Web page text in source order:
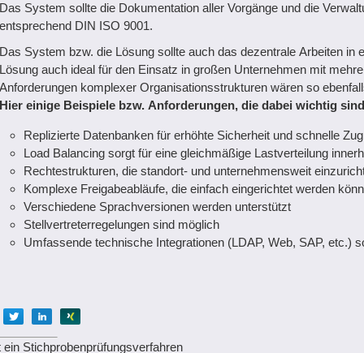
Das System sollte die Dokumentation aller Vorgänge und die
entsprechend DIN ISO 9001.
Das System bzw. die Lösung sollte auch das dezentrale Arbeiten
Lösung auch ideal für den Einsatz in großen Unternehmen mit
Anforderungen komplexer Organisationsstrukturen wären so
Hier einige Beispiele bzw. Anforderungen, die dabei wichtig
Replizierte Datenbanken für erhöhte Sicherheit und schnelle
Load Balancing sorgt für eine gleichmäßige Lastverteilung
Rechtestrukturen, die standort- und unternehmensweit
Komplexe Freigabeabläufe, die einfach eingerichtet werden
Verschiedene Sprachversionen werden unterstützt
Stellvertreterregelungen sind möglich
Umfassende technische Integrationen (LDAP, Web, SAP, etc.)
EmpfehlenEmpfehlen
ein Stichprobenprüfungsverfahren